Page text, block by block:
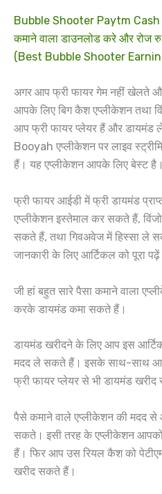
Bubble Shooter Paytm Cash
कमाने वाला डाउनलोड करे और
(Best Bubble Shooter
अगर आप फ्री फायर गेम नहीं खेलते
आपके लिए बिग कैश एप्लीकेशन तथा
आप फ्री फायर प्लेयर हैं और डायमंड
Booyah एप्लीकेशन पर लाइव
हैं। यह एप्लीकेशन आपके लिए बेस्ट है।
फ्री फायर आईडी में फ्री डायमंड
एप्लीकेशन इस्तेमाल कर सकते हैं,
सकते हैं, तथा गिवअवेज में हिस्सा ले
जानकारी के लिए आर्टिकल को पूरा
जी हां बहुत सारे पैसा कमाने वाला
करके डायमंड कमा सकते हैं।
डायमंड खरीदने के लिए आप इस
मदद ले सकते हैं। इसके साथ-साथ
फ्री फायर प्लेयर से भी डायमंड
पैसे कमाने वाले एप्लीकेशन की मदद से
सकते। इसी तरह के एप्लीकेशन
हैं। फिर आप उस रियल कैश को
खरीद सकते हैं।